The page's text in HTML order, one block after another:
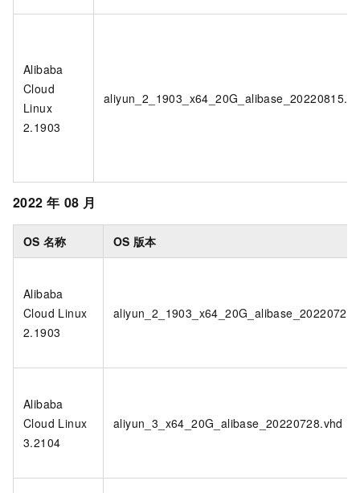
Alibaba
Cloud
Linux
2.1903
2022 年 08 月
OS 名称 OS 版本
Alibaba
Cloud Linux
2.1903
Alibaba
Cloud Linux
3.2104
aliyun_3_x64_20G_alibase_20220728.vhd